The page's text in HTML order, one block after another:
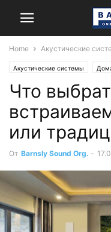
Home Акустические
Акустические системы
Стерео
Что
или
От Barnsly Sound Org. -